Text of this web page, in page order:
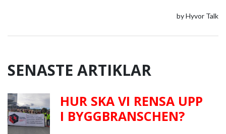
SENASTE ARTIKLAR
HUR SKA VI RENSA UPP
I BYGGBRANSCHEN?